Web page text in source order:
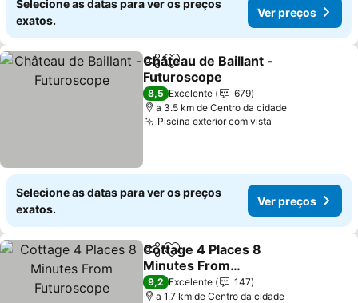
Selecione as datas para ver os preços
exatos.
Ver preços
PartilharAdicionar aos favoritos
Château de Baillant -
Futuroscope
Ver preços
8,5 Excelente
679
a 3.5 km de Centro da cidade
Piscina exterior com vista
Selecione as datas para ver os preços
exatos.
Ver preços
PartilharAdicionar aos favoritos
Cottage 4 Places 8
Minutes From
Futuroscope
Ver preços
9,2 Excelente
147
a 1.7 km de Centro da cidade